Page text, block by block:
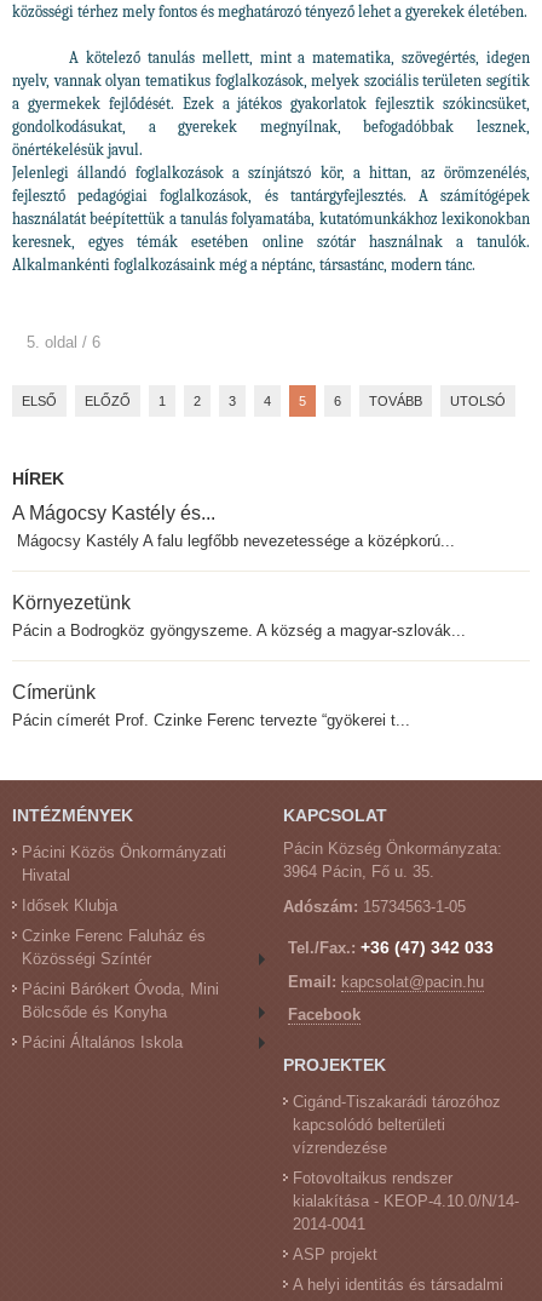
közösségi térhez mely fontos és meghatározó tényező lehet a gyerekek életében.
A kötelező tanulás mellett, mint a matematika, szövegértés, idegen
nyelv, vannak olyan tematikus foglalkozások, melyek szociális területen segítik
a gyermekek fejlődését. Ezek a játékos gyakorlatok fejlesztik szókincsüket,
gondolkodásukat, a gyerekek megnyílnak, befogadóbbak lesznek,
önértékelésük javul.
Jelenlegi állandó foglalkozások a színjátszó kör, a hittan, az örömzenélés,
fejlesztő pedagógiai foglalkozások, és tantárgyfejlesztés. A számítógépek
használatát beépítettük a tanulás folyamatába, kutatómunkákhoz lexikonokban
keresnek, egyes témák esetében online szótár használnak a tanulók.
Alkalmankénti foglalkozásaink még a néptánc, társastánc, modern tánc.
5. oldal / 6
ELSŐ ELŐZŐ 1 2 3 4 5 6 TOVÁBB UTOLSÓ
HÍREK
A Mágocsy Kastély és...
Mágocsy Kastély A falu legfőbb nevezetessége a középkorú...
Környezetünk
Pácin a Bodrogköz gyöngyszeme. A község a magyar-szlovák...
Címerünk
Pácin címerét Prof. Czinke Ferenc tervezte “gyökerei t...
INTÉZMÉNYEK
Pácini Közös Önkormányzati
Hivatal
Idősek Klubja
Czinke Ferenc Faluház és
Közösségi Színtér
Pácini Bárókert Óvoda, Mini
Bölcsőde és Konyha
Pácini Általános Iskola
KAPCSOLAT
Pácin Község Önkormányzata:
3964 Pácin, Fő u. 35.
Adószám: 15734563-1-05
Tel./Fax.: +36 (47) 342 033
Email: kapcsolat@pacin.hu
Facebook
PROJEKTEK
Cigánd-Tiszakarádi tározóhoz
kapcsolódó belterületi
vízrendezése
Fotovoltaikus rendszer
kialakítása - KEOP-4.10.0/N/14-
2014-0041
ASP projekt
A helyi identitás és társadalmi